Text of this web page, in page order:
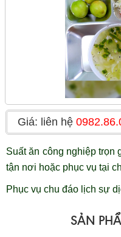
Giá: liên hệ
Suất ăn công nghiệp trọn
tận nơi hoặc phục vụ tại
Phục vụ chu đáo lịch sự
SẢN